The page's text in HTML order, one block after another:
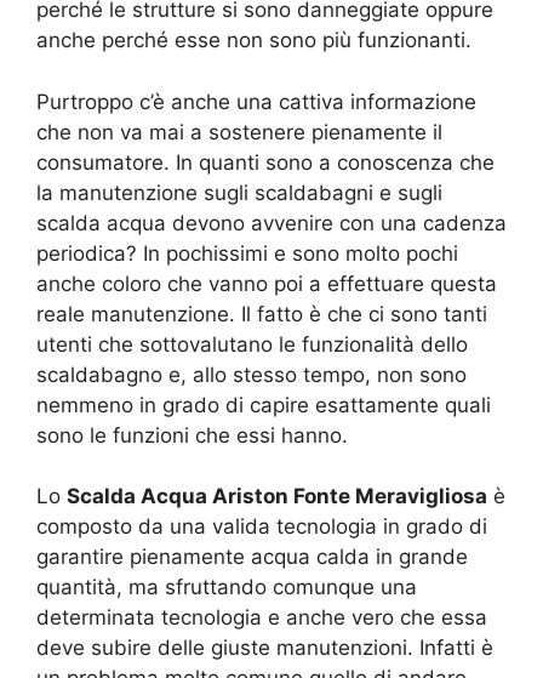
perché le strutture si sono danneggiate oppure
anche perché esse non sono più funzionanti.
Purtroppo c’è anche una cattiva informazione
che non va mai a sostenere pienamente il
consumatore. In quanti sono a conoscenza che
la manutenzione sugli scaldabagni e sugli
scalda acqua devono avvenire con una cadenza
periodica? In pochissimi e sono molto pochi
anche coloro che vanno poi a effettuare questa
reale manutenzione. Il fatto è che ci sono tanti
utenti che sottovalutano le funzionalità dello
scaldabagno e, allo stesso tempo, non sono
nemmeno in grado di capire esattamente quali
sono le funzioni che essi hanno.
Lo Scalda Acqua Ariston Fonte Meravigliosa è
composto da una valida tecnologia in grado di
garantire pienamente acqua calda in grande
quantità, ma sfruttando comunque una
determinata tecnologia e anche vero che essa
deve subire delle giuste manutenzioni. Infatti è